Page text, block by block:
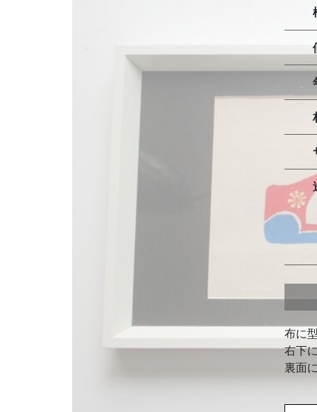
布に
右下
裏面